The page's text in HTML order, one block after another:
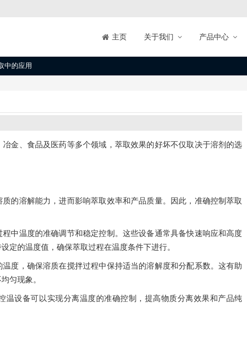
主页 关于我们 产品中心
中的应用
金、食品及医药等多个领域，萃取效果的好坏不仅取决于溶剂的选
的溶解能力，进而影响萃取效率和产品质量。因此，准确控制萃取
中温度的准确调节和稳定控制。这些设备通常具备快速响应和高度
定的温度值，确保萃取过程在温度条件下进行。
度，确保溶质在搅拌过程中保持适当的溶解度和分配系数。这有助
匀现象。
温设备可以实现分离温度的准确控制，提高物质分离效果和产品纯